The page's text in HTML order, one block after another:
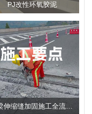
PJ改性环氧胶泥
桥梁伸缩缝加固施工全流程：施工要点深度剖析